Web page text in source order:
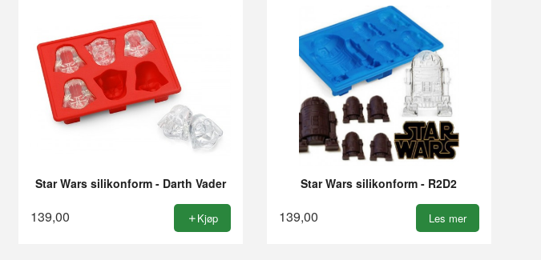
Star Wars silikonform - Darth Vader
139,00 Kjøp
Star Wars silikonform - R2D2
139,00 Les mer